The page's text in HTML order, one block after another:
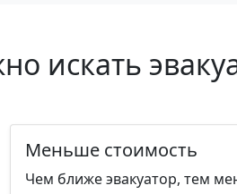
искать
Меньше стоимость
Чем ближе эвакуатор, тем